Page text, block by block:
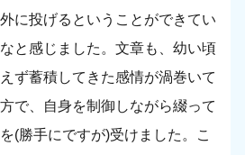
に投げるということができてい
と感じました。文章も、幼い頃
ず蓄積してきた感情が渦巻いて
で、自身を制御しながら綴って
(勝手にですが)受けました。こ